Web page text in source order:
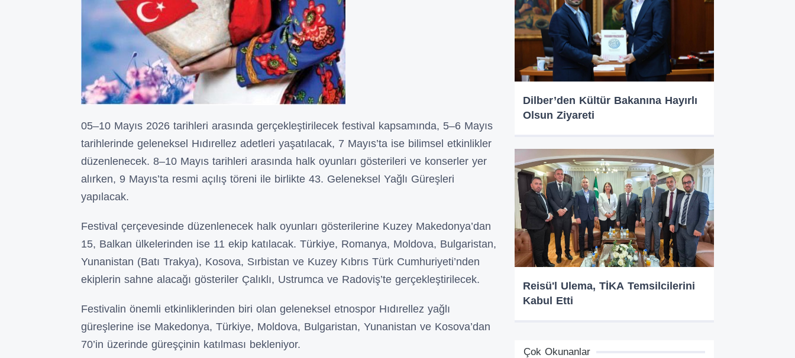
05–10 Mayıs 2026 tarihleri arasında gerçekleştirilecek festival kapsamında, 5–6 Mayıs
tarihlerinde geleneksel Hıdırellez adetleri yaşatılacak, 7 Mayıs’ta ise bilimsel etkinlikler
düzenlenecek. 8–10 Mayıs tarihleri arasında halk oyunları gösterileri ve konserler yer
alırken, 9 Mayıs’ta resmi açılış töreni ile birlikte 43. Geleneksel Yağlı Güreşleri
yapılacak.
Festival çerçevesinde düzenlenecek halk oyunları gösterilerine Kuzey Makedonya’dan
15, Balkan ülkelerinden ise 11 ekip katılacak. Türkiye, Romanya, Moldova, Bulgaristan,
Yunanistan (Batı Trakya), Kosova, Sırbistan ve Kuzey Kıbrıs Türk Cumhuriyeti’nden
ekiplerin sahne alacağı gösteriler Çalıklı, Ustrumca ve Radoviş’te gerçekleştirilecek.
Festivalin önemli etkinliklerinden biri olan geleneksel etnospor Hıdırellez yağlı
güreşlerine ise Makedonya, Türkiye, Moldova, Bulgaristan, Yunanistan ve Kosova’dan
70’in üzerinde güreşçinin katılması bekleniyor.
Dilber’den Kültür Bakanına Hayırlı
Olsun Ziyareti
Reisü'l Ulema, TİKA Temsilcilerini
Kabul Etti
Çok Okunanlar